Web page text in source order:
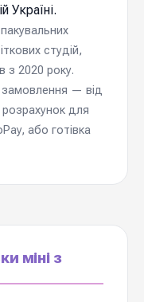
Україні.
студій,
з 2020 року.
замовлення — від
розрахунок для
або готівка
міні з